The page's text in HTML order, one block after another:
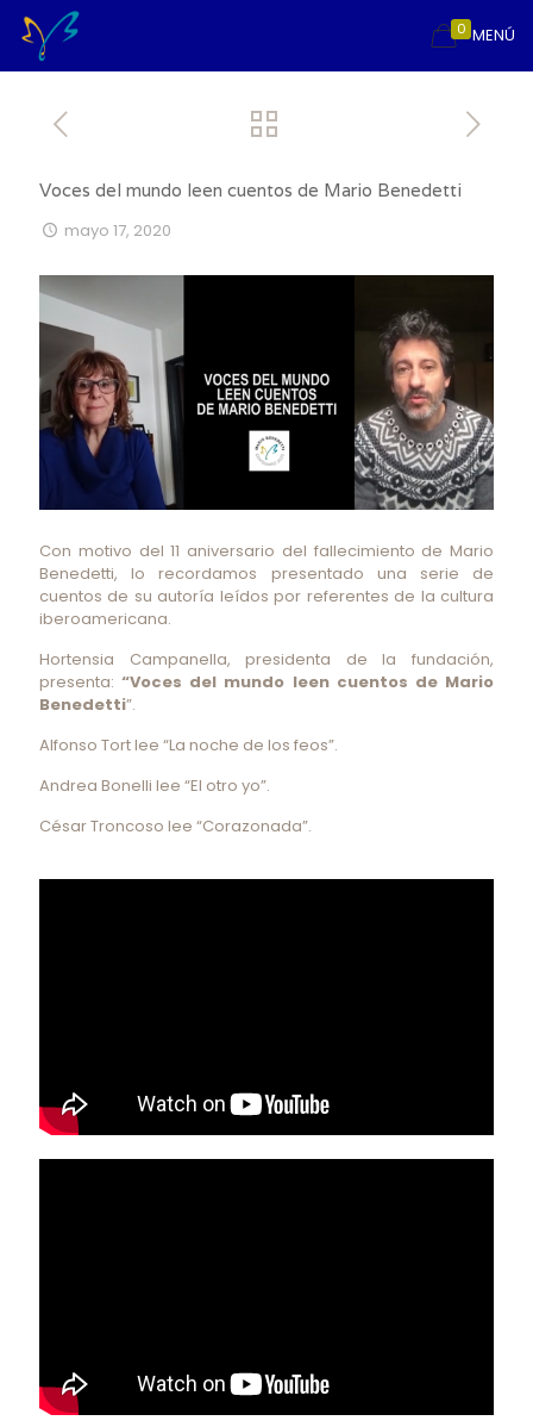
MENÚ
0
Voces del mundo leen cuentos de Mario Benedetti
mayo 17, 2020
Con motivo del 11 aniversario del fallecimiento de Mario
Benedetti, lo recordamos presentado una serie de
cuentos de su autoría leídos por referentes de la cultura
iberoamericana.
Hortensia Campanella, presidenta de la fundación,
presenta:“Voces del mundo leen cuentos de Mario
Benedetti”.
Alfonso Tort lee “La noche de los feos”.
Andrea Bonelli lee “El otro yo”.
César Troncoso lee “Corazonada”.